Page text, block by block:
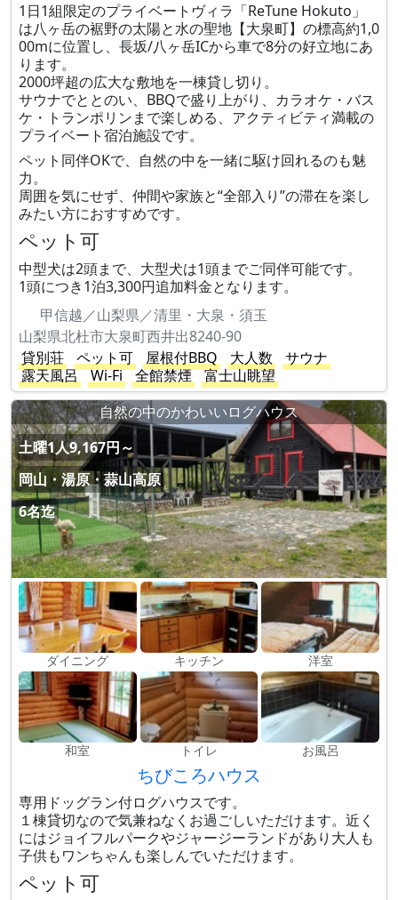
1日1組限定のプライベートヴィラ「ReTune Hokuto」
は八ヶ岳の裾野の太陽と水の聖地【大泉町】の標高約1,0
00mに位置し、長坂/八ヶ岳ICから車で8分の好立地にあ
ります。
2000坪超の広大な敷地を一棟貸し切り。
サウナでととのい、BBQで盛り上がり、カラオケ・バス
ケ・トランポリンまで楽しめる、アクティビティ満載の
プライベート宿泊施設です。
ペット同伴OKで、自然の中を一緒に駆け回れるのも魅
力。
周囲を気にせず、仲間や家族と“全部入り”の滞在を楽し
みたい方におすすめです。
ペット可
中型犬は2頭まで、大型犬は1頭までご同伴可能です。
1頭につき1泊3,300円追加料金となります。
甲信越／山梨県／清里・大泉・須玉
山梨県北杜市大泉町西井出8240-90
貸別荘
ペット可 屋根付BBQ 大人数
サウナ
露天風呂
Wi-Fi 全館禁煙
富士山眺望
自然の中のかわいいログハウス
土曜1人9,167円～
岡山・湯原・蒜山高原
6名迄
ダイニング キッチン 洋室
和室 トイレ お風呂
ちびころハウス
専用ドッグラン付ログハウスです。
１棟貸切なので気兼ねなくお過ごしいただけます。近く
にはジョイフルパークやジャージーランドがあり大人も
子供もワンちゃんも楽しんでいただけます。
ペット可